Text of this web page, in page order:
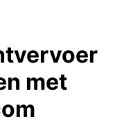
met